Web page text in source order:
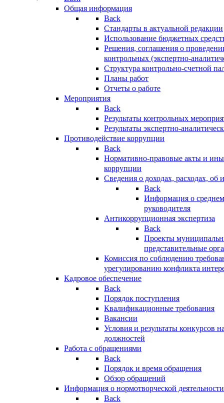
Общая информация
Back
Стандарты в актуальной редакции
Использование бюджетных
Решения, соглашения о
контрольных (экспертно-
Структура контрольно-счетной
Планы работ
Отчеты о работе
Мероприятия
Back
Результаты контрольных
Результаты экспертно-
Противодействие коррупции
Back
Нормативно-правовые акты и
коррупции
Сведения о доходах, расходах, об
Back
Информация о
руководителя
Антикоррупционная экспертиза
Back
Проекты
представительные
Комиссия по соблюдению
урегулированию конфликта
Кадровое обеспечение
Back
Порядок поступления
Квалификационные требования
Вакансии
Условия и результаты конкурсов
должностей
Работа с обращениями
Back
Порядок и время обращения
Обзор обращений
Информация о нормотворческой деятельности
Back